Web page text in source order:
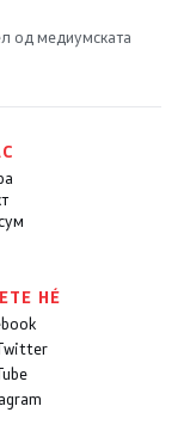
од медиумската
НÉ